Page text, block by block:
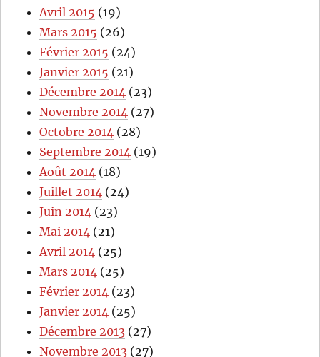
Avril 2015 (19)
Mars 2015 (26)
Février 2015 (24)
Janvier 2015 (21)
Décembre 2014 (23)
Novembre 2014 (27)
Octobre 2014 (28)
Septembre 2014 (19)
Août 2014 (18)
Juillet 2014 (24)
Juin 2014 (23)
Mai 2014 (21)
Avril 2014 (25)
Mars 2014 (25)
Février 2014 (23)
Janvier 2014 (25)
Décembre 2013 (27)
Novembre 2013 (27)